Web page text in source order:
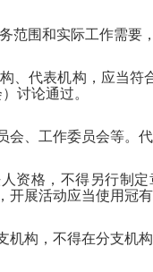
范围和实际工作需要
、代表机构，应当
讨论通过。
会、工作委员会等。
资格，不得另行制
，开展活动应当使用
机构，不得在分支机